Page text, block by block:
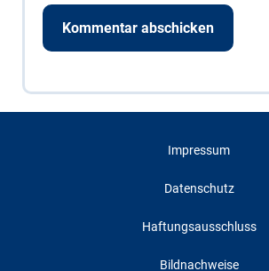
Impressum
Datenschutz
Haftungsausschluss
Bildnachweise